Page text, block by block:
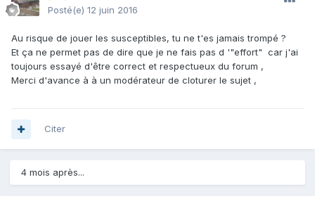
Posté(e) 12 juin 2016
Au risque de jouer les susceptibles, tu ne t'es jamais trompé ?
Et ça ne permet pas de dire que je ne fais pas d '"effort" car j'ai
toujours essayé d'être correct et respectueux du forum ,
Merci d'avance à à un modérateur de cloturer le sujet ,
Citer
4 mois après...